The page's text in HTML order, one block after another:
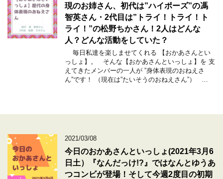
現のお姉さん、初代は”ハイポーズ”の馮
智英さん・2代目は”トライ！トライ！ト
ライ！”の松野ちかさん！2人はどんな
人？どんな活動をしていた？
毎日私達を楽しませてくれる 【おかあさんとい
っしょ】。 そんな【おかあさんといっしょ】を 支
えてきたメンバーの一人が ”身体表現のおねえさ
ん”です！ （現在は”たいそうのおねえさん”） …
2021/03/08
今日のおかあさんといっしょ(2021年3月6
日土）『なんだっけ!?』ではなんとゆうあ
つコンビが登場！そして今週2度目の初期